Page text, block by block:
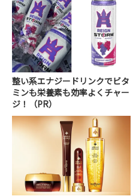
整い系エナジードリンクでビタ
ミンも栄養素も効率よくチャー
ジ！（PR）